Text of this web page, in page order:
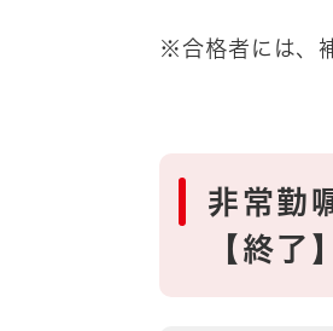
※合格者には、
非常勤
【終了】